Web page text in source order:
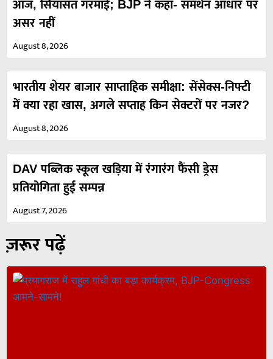
आज, सियासत गरमाई; BJP ने कहा- समर्थन आधार पर
असर नहीं
August 8, 2026
भारतीय शेयर बाजार साप्ताहिक समीक्षा: सेंसेक्स-निफ्टी
में क्या रहा खास, अगले सप्ताह किन सेक्टरों पर नजर?
August 8, 2026
DAV पब्लिक स्कूल खड़िया में रंगारंग फैंसी ड्रेस
प्रतियोगिता हुई सम्पन्न
August 7, 2026
ज़रूर पढ़ें